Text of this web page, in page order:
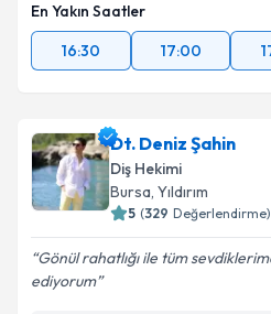
En Yakın Saatler
16:30
17:00
Dt. Deniz Şahin
Diş Hekimi
Bursa, Yıldırım
5 (329 Değerlendirme)
Gönül rahatlığı ile tüm
ediyorum